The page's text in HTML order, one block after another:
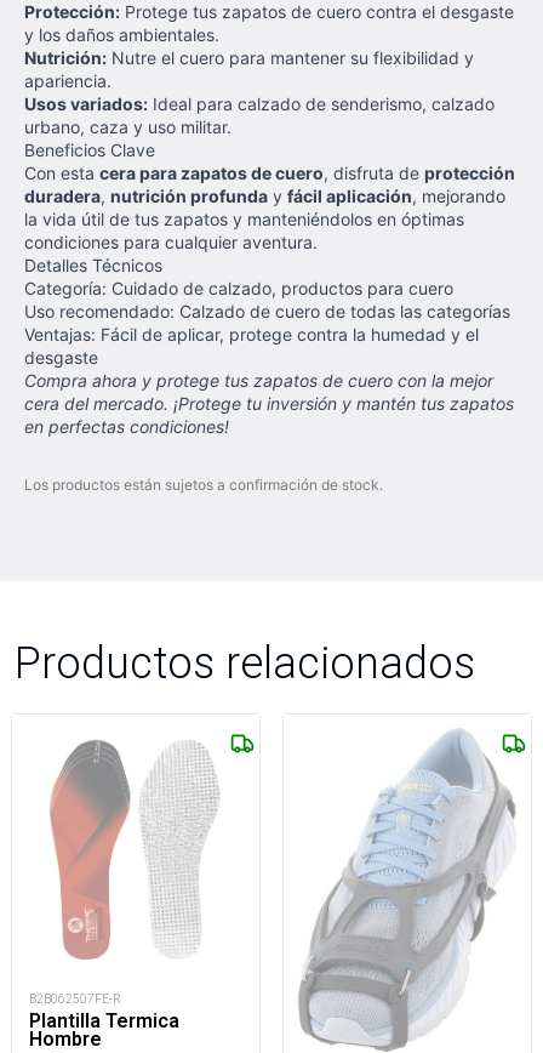
Protección: Protege tus zapatos de cuero contra el desgaste
y los daños ambientales.
Nutrición: Nutre el cuero para mantener su flexibilidad y
apariencia.
Usos variados: Ideal para calzado de senderismo, calzado
urbano, caza y uso militar.
Beneficios Clave
Con esta cera para zapatos de cuero, disfruta de protección
duradera, nutrición profunda y fácil aplicación, mejorando
la vida útil de tus zapatos y manteniéndolos en óptimas
condiciones para cualquier aventura.
Detalles Técnicos
Categoría: Cuidado de calzado, productos para cuero
Uso recomendado: Calzado de cuero de todas las categorías
Ventajas: Fácil de aplicar, protege contra la humedad y el
desgaste
Compra ahora y protege tus zapatos de cuero con la mejor
cera del mercado. ¡Protege tu inversión y mantén tus zapatos
en perfectas condiciones!
Los productos están sujetos a confirmación de stock.
Productos relacionados
B2B062507FE-R
Plantilla Termica
Hombre